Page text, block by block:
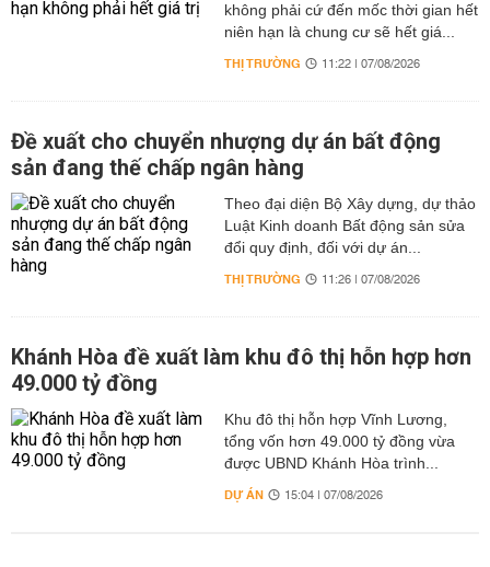
không phải cứ đến mốc thời gian hết
niên hạn là chung cư sẽ hết giá...
THỊ TRƯỜNG 11:22 | 07/08/2026
Đề xuất cho chuyển nhượng dự án bất động
sản đang thế chấp ngân hàng
Theo đại diện Bộ Xây dựng, dự thảo
Luật Kinh doanh Bất động sản sửa
đổi quy định, đối với dự án...
THỊ TRƯỜNG 11:26 | 07/08/2026
Khánh Hòa đề xuất làm khu đô thị hỗn hợp hơn
49.000 tỷ đồng
Khu đô thị hỗn hợp Vĩnh Lương,
tổng vốn hơn 49.000 tỷ đồng vừa
được UBND Khánh Hòa trình...
DỰ ÁN 15:04 | 07/08/2026